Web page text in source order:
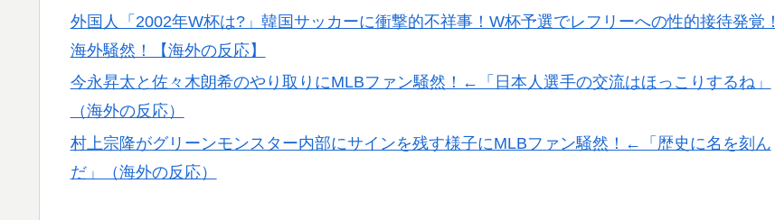
▶ 【スウェーデン-モロッコ】心配する理由はこれだけ…？【ポーランドボール】
▶ 海外「さすが日本！」日本の医療従事者の倫理観の高さに海外が超感動
▶ ガソリンスタンドで助けを求めた女性が連れ去られる瞬間！！
▶ 海外「日本なんて行くんじゃなかった…」 日本を知ってしまったディズニー信者、帰国後『本家』に
失望する事態に
▶ 【海外の反応】今永昇太、好調の秘訣はスマホ画面だとイマナガ節を炸裂「NPBでは面白さが必須条
外国人「2002年W杯は?」韓国サッカーに衝撃的不祥事！W杯予選でレフリーへの性的接待発覚！
海外騒然！【海外の反応】
今永昇太と佐々木朗希のやり取りにMLBファン騒然！←「日本人選手の交流はほっこりするね」
（海外の反応）
村上宗隆がグリーンモンスター内部にサインを残す様子にMLBファン騒然！←「歴史に名を刻ん
だ」（海外の反応）